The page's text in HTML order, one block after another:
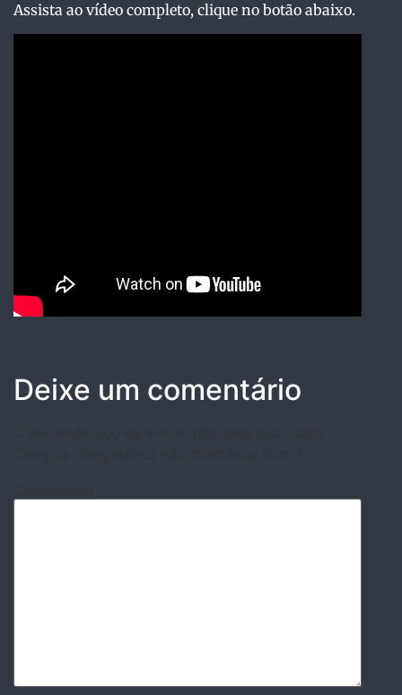
Assista ao vídeo completo, clique no botão abaixo.
Deixe um comentário